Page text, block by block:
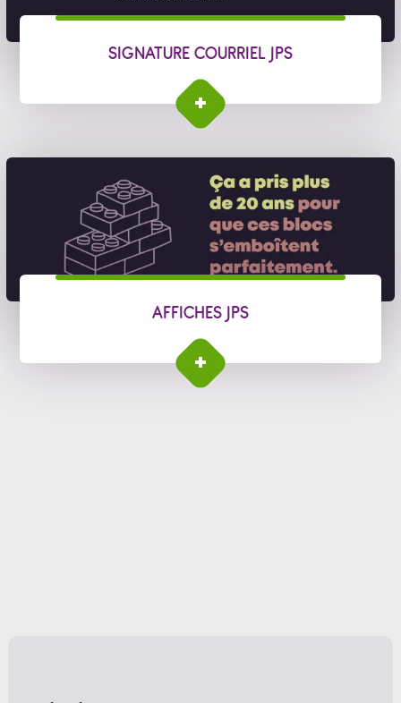
SIGNATURE COURRIEL JPS
AFFICHES JPS